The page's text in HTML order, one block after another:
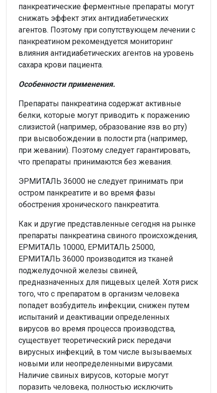
панкреатические ферментные препараты могут
снижать эффект этих антидиабетических
агентов. Поэтому при сопутствующем лечении с
панкреатином рекомендуется мониторинг
влияния антидиабетических агентов на уровень
сахара крови пациента.
Особенности применения.
Препараты панкреатина содержат активные
белки, которые могут приводить к поражению
слизистой (например, образование язв во рту)
при высвобождении в полости рта (например,
при жевании). Поэтому следует гарантировать,
что препараты принимаются без жевания.
ЭРМИТАЛЬ 36000 не следует принимать при
остром панкреатите и во время фазы
обострения хронического панкреатита.
Как и другие представленные сегодня на рынке
препараты панкреатина свиного происхождения,
ЕРМИТАЛЬ 10000, ЕРМИТАЛЬ 25000,
ЕРМИТАЛЬ 36000 производится из тканей
поджелудочной железы свиней,
предназначенных для пищевых целей. Хотя риск
того, что с препаратом в организм человека
попадет возбудитель инфекции, снижен путем
испытаний и деактивации определенных
вирусов во время процесса производства,
существует теоретический риск передачи
вирусных инфекций, в том числе вызываемых
новыми или неопределенными вирусами.
Наличие свиных вирусов, которые могут
поразить человека, полностью исключить